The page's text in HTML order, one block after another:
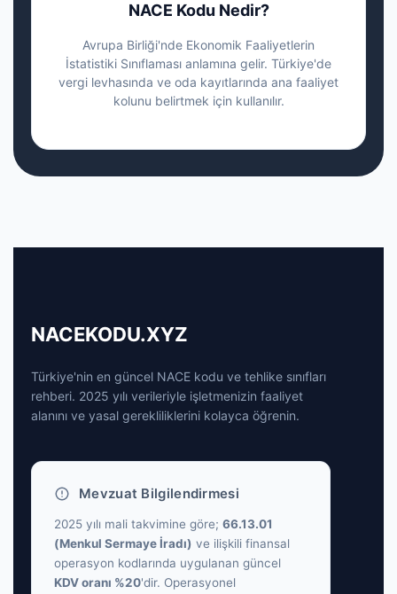
NACE Kodu Nedir?
Avrupa Birliği'nde Ekonomik Faaliyetlerin
İstatistiki Sınıflaması anlamına gelir. Türkiye'de
vergi levhasında ve oda kayıtlarında ana faaliyet
kolunu belirtmek için kullanılır.
NACEKODU.XYZ
Türkiye'nin en güncel NACE kodu ve tehlike sınıfları
rehberi. 2025 yılı verileriyle işletmenizin faaliyet
alanını ve yasal gerekliliklerini kolayca öğrenin.
Mevzuat Bilgilendirmesi
2025 yılı mali takvimine göre; 66.13.01
(Menkul Sermaye İradı) ve ilişkili finansal
operasyon kodlarında uygulanan güncel
KDV oranı %20'dir. Operasyonel